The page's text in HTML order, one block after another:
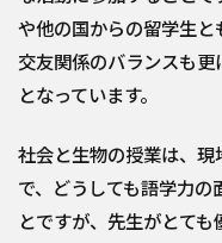
や他の国からの留学生
交友関係のバランスも
となっています。
社会と生物の授業は、
で、どうしても語学力の
とですが、先生がとて